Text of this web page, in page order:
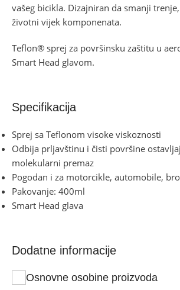
vašeg bicikla. Dizajniran da smanji
životni vijek komponenata.
Teflon® sprej za površinsku zaštitu u
Smart Head glavom.
Specifikacija
Sprej sa Teflonom visoke viskoznosti
Odbija prljavštinu i čisti površine
molekularni premaz
Pogodan i za motorcikle, automobile,
Pakovanje: 400ml
Smart Head glava
Dodatne informacije
Osnovne osobine proizvoda